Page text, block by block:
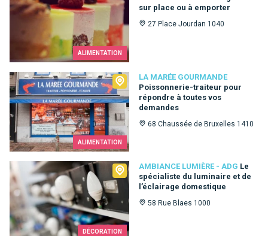
ALIMENTATION
sur place ou à emporter
27 Place Jourdan 1040
ALIMENTATION
LA MARÉE GOURMANDE
Poissonnerie-traiteur pour
répondre à toutes vos
demandes
68 Chaussée de Bruxelles 1410
La Marée Gourmande
DÉCORATION
AMBIANCE LUMIÈRE - ADG Le
spécialiste du luminaire et de
l’éclairage domestique
58 Rue Blaes 1000
Ambiance Lumière - ADG